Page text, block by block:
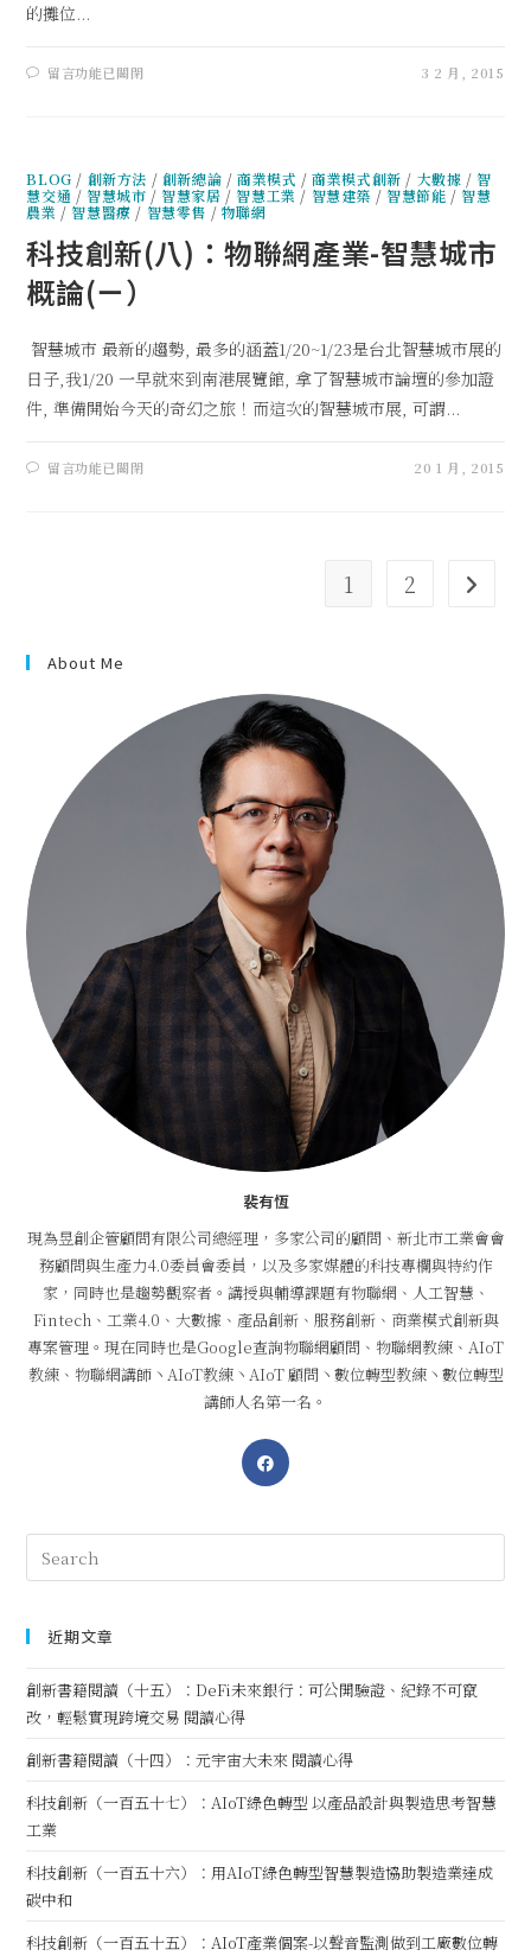
的攤位...
留言功能已關閉 3 2 月, 2015
BLOG / 創新方法 / 創新總論 /商業模式 /商業模式創新 / 大數據 /智
慧交通 /智慧城市 /智慧家居 /智慧工業 / 智慧建築 / 智慧節能 /智慧
農業 /智慧醫療 / 智慧零售 / 物聯網
科技創新(八)：物聯網產業-智慧城市
概論(ㄧ）
智慧城市 最新的趨勢, 最多的涵蓋1/20~1/23是台北智慧城市展的
日子,我1/20 一早就來到南港展覽館, 拿了智慧城市論壇的參加證
件, 準備開始今天的奇幻之旅！而這次的智慧城市展, 可謂...
留言功能已關閉 20 1 月, 2015
1 2
About Me
裴有恆
現為昱創企管顧問有限公司總經理，多家公司的顧問、新北市工業會會
務顧問與生產力4.0委員會委員，以及多家媒體的科技專欄與特約作
家，同時也是趨勢觀察者。講授與輔導課題有物聯網、人工智慧、
Fintech、工業4.0、大數據、產品創新、服務創新、商業模式創新與
專案管理。現在同時也是Google查詢物聯網顧問、物聯網教練、AIoT
教練、物聯網講師丶AIoT教練丶AIoT 顧問丶數位轉型教練丶數位轉型
講師人名第一名。
近期文章
創新書籍閱讀（十五）：DeFi未來銀行：可公開驗證、紀錄不可竄
改，輕鬆實現跨境交易 閱讀心得
創新書籍閱讀（十四）：元宇宙大未來 閱讀心得
科技創新（一百五十七）：AIoT綠色轉型 以產品設計與製造思考智慧
工業
科技創新（一百五十六）：用AIoT綠色轉型智慧製造協助製造業達成
碳中和
科技創新（一百五十五）：AIoT產業個案-以聲音監測做到工廠數位轉